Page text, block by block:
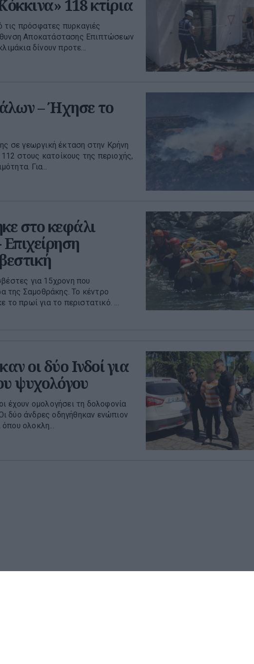
118 κτίρια
τις πρόσφατες πυρκαγιές
Αποκατάστασης Επιπτώσεων
δίνουν προτε...
– Ήχησε το
σε γεωργική έκταση στην Κρήνη
στους κατοίκους της περιοχής,
Για...
στο κεφάλι
για 15χρονη που
της Σαμοθράκης. Το κέντρο
το πρωί για το περιστατικό. ...
οι δύο Ινδοί για
ψυχολόγου
έχουν ομολογήσει τη δολοφονία
δύο άνδρες οδηγήθηκαν ενώπιον
όπου ολοκλη...